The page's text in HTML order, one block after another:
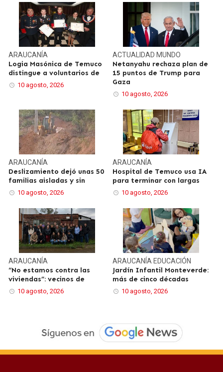
ARAUCANÍA
Logia Masónica de Temuco
distingue a voluntarios de
10 agosto, 2026
ACTUALIDAD MUNDO
Netanyahu rechaza plan de
15 puntos de Trump para
Gaza
10 agosto, 2026
ARAUCANÍA
Deslizamiento dejó unas 50
familias aisladas y sin
10 agosto, 2026
ARAUCANÍA
Hospital de Temuco usa IA
para terminar con largas
10 agosto, 2026
ARAUCANÍA
“No estamos contra las
viviendas”: vecinos de
10 agosto, 2026
ARAUCANÍA EDUCACIÓN
Jardín Infantil Monteverde:
más de cinco décadas
10 agosto, 2026